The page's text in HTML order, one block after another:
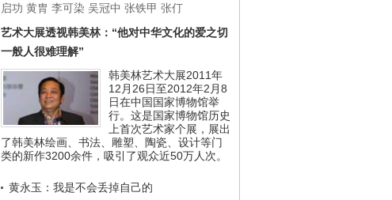
启功 黄胄 李可染 吴冠中 张铁甲 张仃
艺术大展透视韩美林：“他对中华文化的爱之切
一般人很难理解”
韩美林艺术大展2011年
12月26日至2012年2月8
日在中国国家博物馆举
行。这是国家博物馆历史
上首次艺术家个展，展出
了韩美林绘画、书法、雕塑、陶瓷、设计等门
类的新作3200余件，吸引了观众近50万人次。
黄永玉：我是不会丢掉自己的